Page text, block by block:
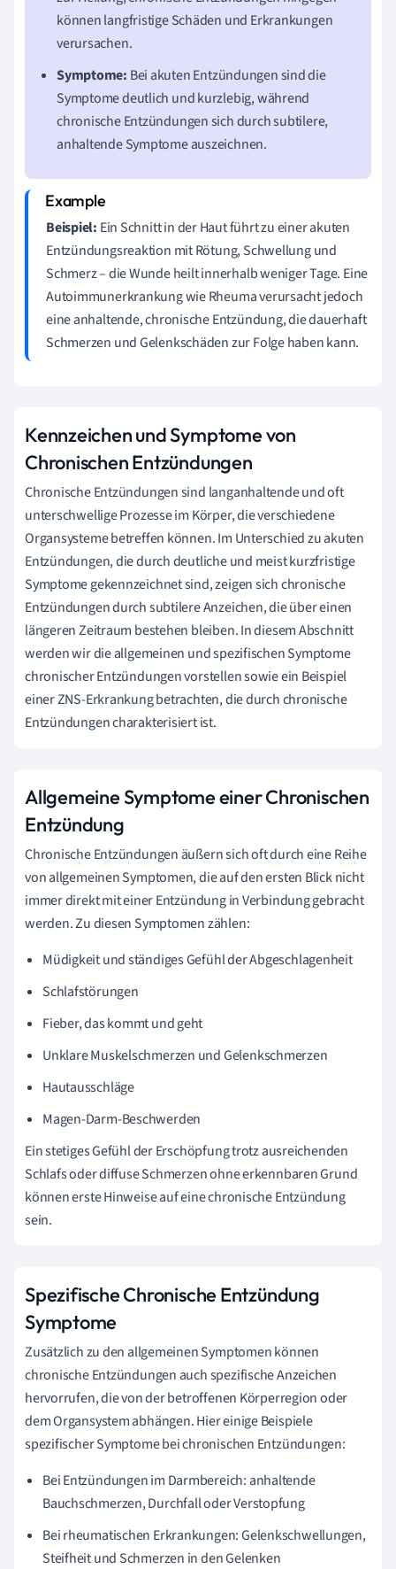
können langfristige Schäden und Erkrankungen
verursachen.
Symptome: Bei akuten Entzündungen sind die
Symptome deutlich und kurzlebig, während
chronische Entzündungen sich durch subtilere,
anhaltende Symptome auszeichnen.
Beispiel: Ein Schnitt in der Haut führt zu einer akuten
Entzündungsreaktion mit Rötung, Schwellung und
Schmerz – die Wunde heilt innerhalb weniger Tage. Eine
Autoimmunerkrankung wie Rheuma verursacht jedoch
eine anhaltende, chronische Entzündung, die dauerhaft
Schmerzen und Gelenkschäden zur Folge haben kann.
Kennzeichen und Symptome von
Chronischen Entzündungen
Chronische Entzündungen sind langanhaltende und oft
unterschwellige Prozesse im Körper, die verschiedene
Organsysteme betreffen können. Im Unterschied zu akuten
Entzündungen, die durch deutliche und meist kurzfristige
Symptome gekennzeichnet sind, zeigen sich chronische
Entzündungen durch subtilere Anzeichen, die über einen
längeren Zeitraum bestehen bleiben. In diesem Abschnitt
werden wir die allgemeinen und spezifischen Symptome
chronischer Entzündungen vorstellen sowie ein Beispiel
einer ZNS-Erkrankung betrachten, die durch chronische
Entzündungen charakterisiert ist.
Allgemeine Symptome einer Chronischen
Entzündung
Chronische Entzündungen äußern sich oft durch eine Reihe
von allgemeinen Symptomen, die auf den ersten Blick nicht
immer direkt mit einer Entzündung in Verbindung gebracht
werden. Zu diesen Symptomen zählen:
Müdigkeit und ständiges Gefühl der Abgeschlagenheit
Schlafstörungen
Fieber, das kommt und geht
Unklare Muskelschmerzen und Gelenkschmerzen
Hautausschläge
Magen-Darm-Beschwerden
Ein stetiges Gefühl der Erschöpfung trotz ausreichenden
Schlafs oder diffuse Schmerzen ohne erkennbaren Grund
können erste Hinweise auf eine chronische Entzündung
sein.
Spezifische Chronische Entzündung
Symptome
Zusätzlich zu den allgemeinen Symptomen können
chronische Entzündungen auch spezifische Anzeichen
hervorrufen, die von der betroffenen Körperregion oder
dem Organsystem abhängen. Hier einige Beispiele
spezifischer Symptome bei chronischen Entzündungen:
Bei Entzündungen im Darmbereich: anhaltende
Bauchschmerzen, Durchfall oder Verstopfung
Bei rheumatischen Erkrankungen: Gelenkschwellungen,
Steifheit und Schmerzen in den Gelenken